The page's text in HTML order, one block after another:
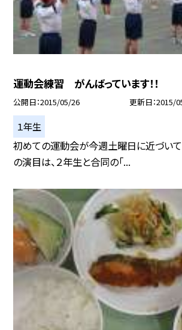
運動会練習 がんばっています！！
公開日 2015/05/26 更新日 2015/
１年生
初めての運動会が今週土曜日に近づいて
の演目は、２年生と合同の「...